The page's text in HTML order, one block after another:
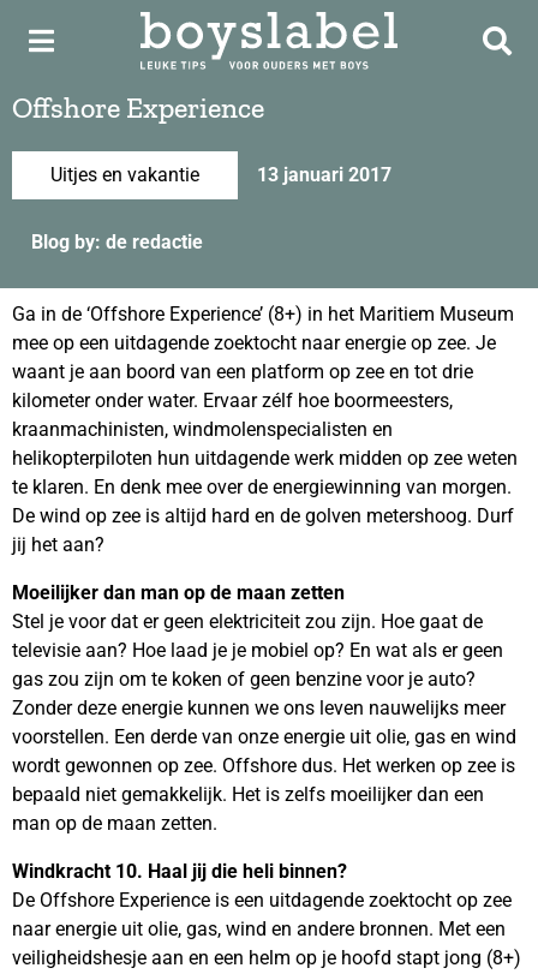
Offshore Experience
Uitjes en vakantie 13 januari 2017
Blog by: de redactie
Ga in de ‘Offshore Experience’ (8+) in het Maritiem Museum
mee op een uitdagende zoektocht naar energie op zee. Je
waant je aan boord van een platform op zee en tot drie
kilometer onder water. Ervaar zélf hoe boormeesters,
kraanmachinisten, windmolenspecialisten en
helikopterpiloten hun uitdagende werk midden op zee weten
te klaren. En denk mee over de energiewinning van morgen.
De wind op zee is altijd hard en de golven metershoog. Durf
jij het aan?
Moeilijker dan man op de maan zetten
Stel je voor dat er geen elektriciteit zou zijn. Hoe gaat de
televisie aan? Hoe laad je je mobiel op? En wat als er geen
gas zou zijn om te koken of geen benzine voor je auto?
Zonder deze energie kunnen we ons leven nauwelijks meer
voorstellen. Een derde van onze energie uit olie, gas en wind
wordt gewonnen op zee. Offshore dus. Het werken op zee is
bepaald niet gemakkelijk. Het is zelfs moeilijker dan een
man op de maan zetten.
Windkracht 10. Haal jij die heli binnen?
De Offshore Experience is een uitdagende zoektocht op zee
naar energie uit olie, gas, wind en andere bronnen. Met een
veiligheidshesje aan en een helm op je hoofd stapt jong (8+)